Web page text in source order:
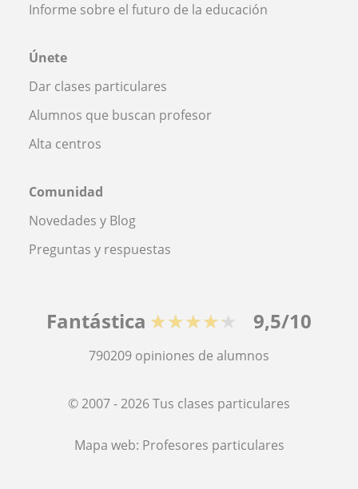
Informe sobre el futuro de la educación
Únete
Dar clases particulares
Alumnos que buscan profesor
Alta centros
Comunidad
Novedades y Blog
Preguntas y respuestas
Fantástica ★★★★★ 9,5/10
790209 opiniones de alumnos
© 2007 - 2026 Tus clases particulares
Mapa web: Profesores particulares